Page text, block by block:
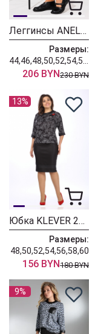
Леггинсы ANELLI LAUREL 1436 черный
Размеры:
206 BYN230 BYN
13%
Юбка KLEVER 299К черный ромбики
Размеры:
48,50,52,54,56,58,60
156 BYN180 BYN
9%